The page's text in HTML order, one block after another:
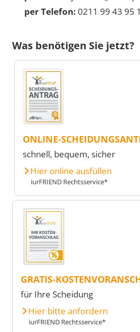
per Telefon: 0211 99 43 95
Was benötigen Sie jetzt?
ONLINE-
schnell, bequem, sicher
Hier online ausfüllen
iurFRIEND Rechtsservice*
GRATIS-
für Ihre Scheidung
Hier bitte anfordern
iurFRIEND Rechtsservice*